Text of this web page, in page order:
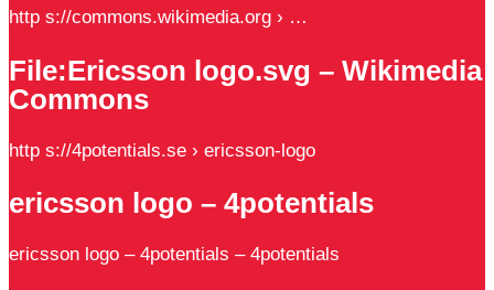
http s://commons.wikimedia.org › …
File:Ericsson logo.svg – Wikimedia
Commons
http s://4potentials.se › ericsson-logo
ericsson logo – 4potentials
ericsson logo – 4potentials – 4potentials